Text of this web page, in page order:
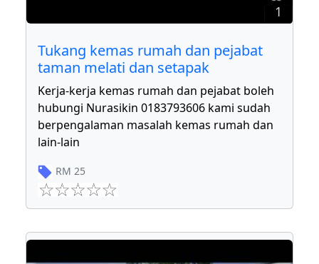
1
Tukang kemas rumah dan pejabat
taman melati dan setapak
Kerja-kerja kemas rumah dan pejabat boleh
hubungi Nurasikin 0183793606 kami sudah
berpengalaman masalah kemas rumah dan
lain-lain
RM 25